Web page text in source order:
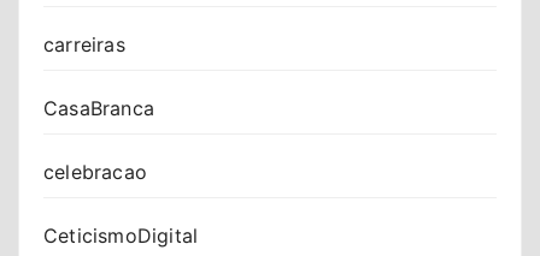
carreiras
CasaBranca
celebracao
CeticismoDigital